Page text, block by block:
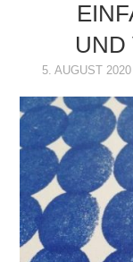
TUTORIALS
UND
5. AUGUST 2020